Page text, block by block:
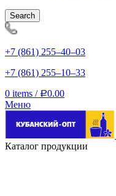
Search
+7 (861) 255‒40‒03
+7 (861) 255‒10‒33
0 items / Р0.00
Меню
Каталог продукции